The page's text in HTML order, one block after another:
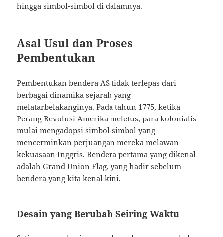
hingga simbol-simbol di dalamnya.
Asal Usul dan Proses
Pembentukan
Pembentukan bendera AS tidak terlepas dari
berbagai dinamika sejarah yang
melatarbelakanginya. Pada tahun 1775, ketika
Perang Revolusi Amerika meletus, para kolonialis
mulai mengadopsi simbol-simbol yang
mencerminkan perjuangan mereka melawan
kekuasaan Inggris. Bendera pertama yang dikenal
adalah Grand Union Flag, yang hadir sebelum
bendera yang kita kenal kini.
Desain yang Berubah Seiring Waktu